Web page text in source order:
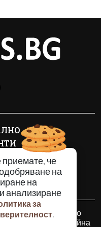
приемате, че
на
на
анализиране
за
.
на част или цялото
на Медийна